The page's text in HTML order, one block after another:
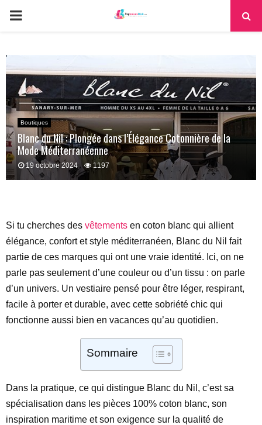
PRIMARY
Boutiques
Blanc du Nil : Plongée dans l’Élégance Cotonnière de la
Mode Méditerranéenne
19 octobre 2024 1197
Si tu cherches des vêtements en coton blanc qui allient
élégance, confort et style méditerranéen, Blanc du Nil fait
partie de ces marques qui ont une vraie identité. Ici, on ne
parle pas seulement d’une couleur ou d’un tissu : on parle
d’un univers. Un vestiaire pensé pour être léger, respirant,
facile à porter et durable, avec cette sobriété chic qui
fonctionne aussi bien en vacances qu’au quotidien.
Sommaire
Dans la pratique, ce qui distingue Blanc du Nil, c’est sa
spécialisation dans les pièces 100% coton blanc, son
inspiration maritime et son exigence sur la qualité de